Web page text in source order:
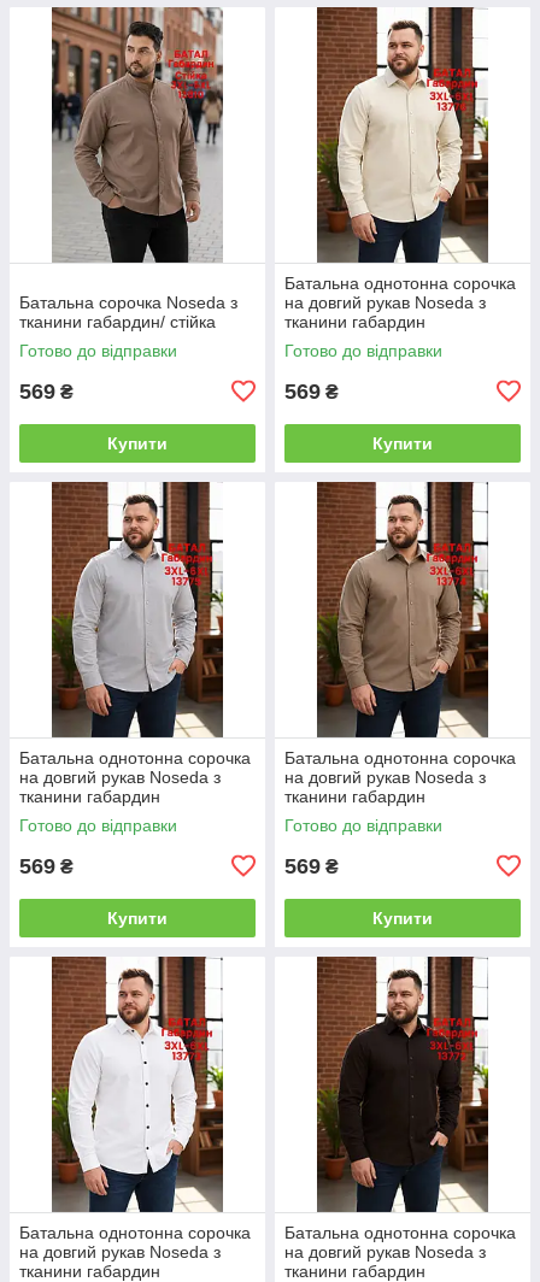
Батальна сорочка Noseda з
тканини габардин/ стійка
Готово до відправки
569 ₴
Купити
Батальна однотонна сорочка
на довгий рукав Noseda з
тканини габардин
Готово до відправки
569 ₴
Купити
Батальна однотонна сорочка
на довгий рукав Noseda з
тканини габардин
Готово до відправки
569 ₴
Купити
Батальна однотонна сорочка
на довгий рукав Noseda з
тканини габардин
Готово до відправки
569 ₴
Купити
Батальна однотонна сорочка
на довгий рукав Noseda з
тканини габардин
Батальна однотонна сорочка
на довгий рукав Noseda з
тканини габардин